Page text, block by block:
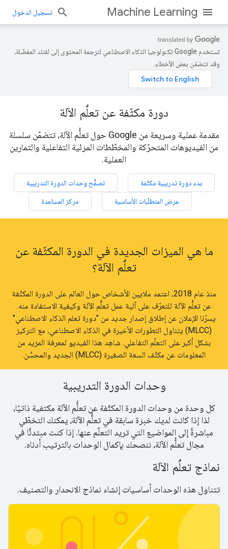
Machine Learning تسجيل الدخول
تستخدم Google تكنولوجيا الذكاء الاصطناعي لترجمة المحتوى إلى لغتك المفضّلة،
وقد تتضمّن بعض الأخطاء.
دورة مكثّفة عن تعلُّم الآلة
مقدمة عملية وسريعة من Google حول تعلُّم الآلة، تتضمّن سلسلة
من الفيديوهات المتحرّكة والمخطّطات المرئية التفاعلية والتمارين
العملية.
بدء دورة تدريبية مكثّفة
تصفُّح وحدات الدورة التدريبية
عرض المتطلّبات الأساسية
مركز المساعدة
ما هي الميزات الجديدة في الدورة المكثّفة عن
تعلُّم الآلة؟
منذ عام 2018، اعتمد ملايين الأشخاص حول العالم على الدورة المكثّفة
عن تعلُّم الآلة للتعرّف على آلية عمل تعلُّم الآلة وكيفية الاستفادة منه.
يسرّنا الإعلان عن إطلاق إصدار جديد من "دورة تعلم الذكاء الاصطناعي"
(MLCC) يتناول التطورات الأخيرة في الذكاء الاصطناعي، مع التركيز
بشكل أكبر على التعلّم التفاعلي. شاهِد هذا الفيديو لمعرفة المزيد من
المعلومات عن مكثّف السعة الصغيرة (MLCC) الجديد والمحسَّن.
وحدات الدورة التدريبية
كل وحدة من وحدات الدورة المكثّفة عن تعلُّم الآلة مكتفية ذاتيًا،
لذا إذا كانت لديك خبرة سابقة في تعلُّم الآلة، يمكنك التخطّي
مباشرةً إلى المواضيع التي تريد التعلّم عنها. إذا كنت مبتدئًا في
مجال تعلُّم الآلة، ننصحك بإكمال الوحدات بالترتيب أدناه.
نماذج تعلُّم الآلة
تتناول هذه الوحدات أساسيات إنشاء نماذج الانحدار والتصنيف.